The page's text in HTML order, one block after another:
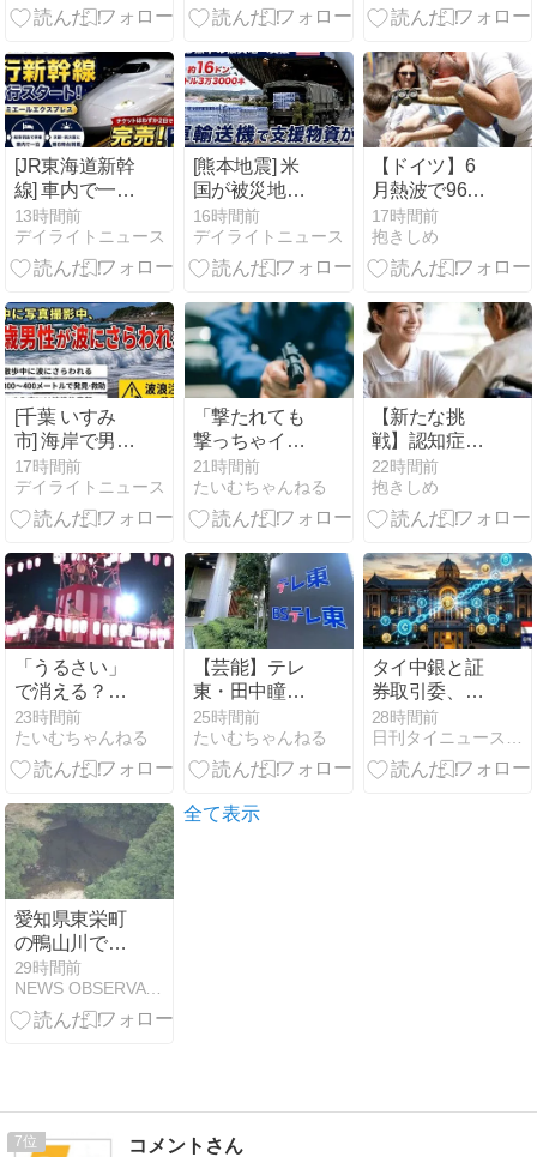
本横断、台風
の影響なし
[JR東海道新幹
線] 車内で一夜
を過ごして翌
朝に京都 新大
阪に到着・特
行！
13時間前
デイライトニュース
[熊本地震] 米
国が被災地へ
飲料水約16tを
支援・グラス
駐日米大使が
問！
16時間前
デイライトニュース
【ドイツ】6
月熱波で9600
人死亡 冷房普
及せず備え不
足
17時間前
抱きしめ
[千葉 いすみ
市] 海岸で男性
(38)が死亡・
交際相手と散
歩 写真撮影の
れたとの報
道...
17時間前
デイライトニュース
「撃たれても
撃っちゃイカ
ン」警視庁OB
が明かす拳銃
使用の葛藤…
発で射殺」な
ぜ起きた？
21時間前
たいむちゃんねる
【新たな挑
戦】認知症ケ
アに”音”の可
能性 40Hzの
リズムで脳に
22時間前
抱きしめ
「うるさい」
で消える？夏
の風物詩“盆踊
り”存続の危機
会場数は20年
策で“サイレン
ト盆ダンス”も
23時間前
たいむちゃんねる
【芸能】テレ
東・田中瞳ア
ナが苦言 「面
識のない方々
にカメラを向
に恐怖を」 ロ
25時間前
たいむちゃんねる
タイ中銀と証
券取引委、ス
テーブルコイ
ン規制を強化
へ 2027年2月
28時間前
日刊タイニュース | タイの今がわかる
愛知県東栄町
の鴨山川で40
歳父親死亡 川
遊び中に溺れ
た息子を助け
29時間前
NEWS OBSERVATORY JAPAN
全て表示
7 コメントさん